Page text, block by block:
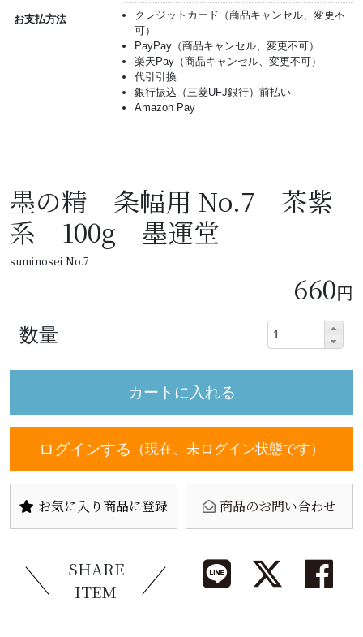
お支払方法
クレジットカード（商品キャンセル、変更不
可）
PayPay（商品キャンセル、変更不可）
楽天Pay（商品キャンセル、変更不可）
代引引換
銀行振込（三菱UFJ銀行）前払い
Amazon Pay
墨の精 条幅用 No.7 茶紫
系 100g 墨運堂
suminosei No.7
660円
数量
ログインする （現在、未ログイン状態です）
お気に入り商品に登録 商品のお問い合わせ
SHARE
ITEM